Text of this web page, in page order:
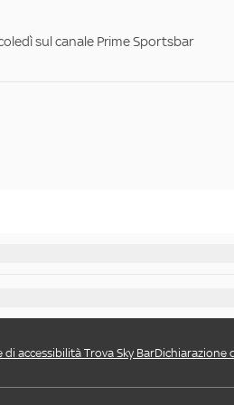
sul canale Prime Sportsbar
di accessibilità Trova Sky BarDichiarazione